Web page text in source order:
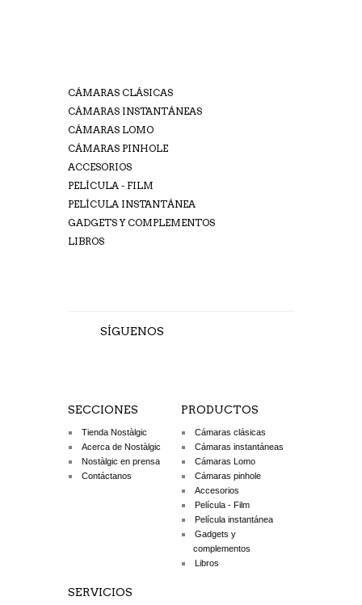
CÁMARAS CLÁSICAS
CÁMARAS INSTANTÁNEAS
CÁMARAS LOMO
CÁMARAS PINHOLE
ACCESORIOS
PELÍCULA - FILM
PELÍCULA INSTANTÁNEA
GADGETS Y COMPLEMENTOS
LIBROS
SÍGUENOS
SECCIONES
Tienda Nostàlgic
Acerca de Nostàlgic
Nostàlgic en prensa
Contáctanos
PRODUCTOS
Cámaras clásicas
Cámaras instantáneas
Cámaras Lomo
Cámaras pinhole
Accesorios
Película - Film
Película instantánea
Gadgets y
complementos
Libros
SERVICIOS